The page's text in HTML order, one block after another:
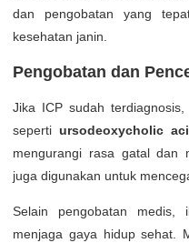
dan pengobatan yang
kesehatan janin.
Pengobatan dan
Jika ICP sudah
sepertiursodeoxycholic
mengurangi rasa gatal dan
juga digunakan untuk
Selain pengobatan
menjaga gaya hidup sehat.